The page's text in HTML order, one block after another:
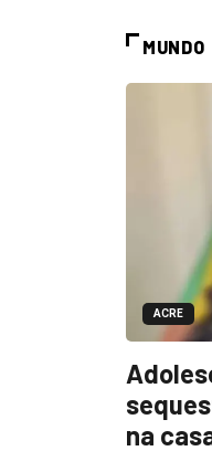
MUNDO
ACRE
na